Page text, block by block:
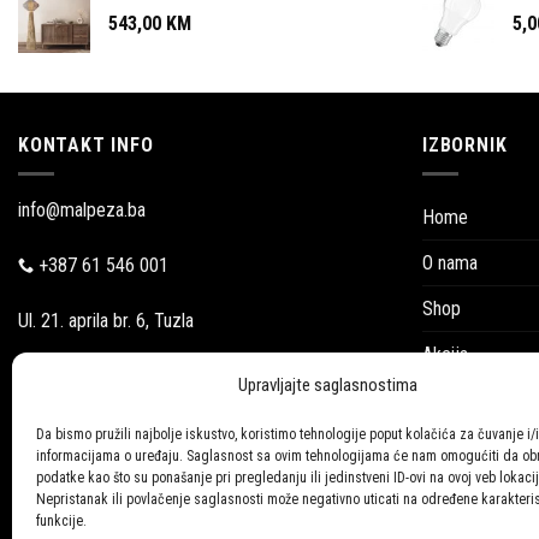
Upravljajte saglasnostima
Da bismo pružili najbolje iskustvo, koristimo tehnologije poput kolačića za čuvanje
informacijama o uređaju. Saglasnost sa ovim tehnologijama će nam omogućiti da
podatke kao što su ponašanje pri pregledanju ili jedinstveni ID-ovi na ovoj veb
Nepristanak ili povlačenje saglasnosti može negativno uticati na određene
funkcije.
543,00 KM
KONTAKT INFO
info@malpeza.ba
+387 61 546 001
Ul. 21. aprila br. 6, Tuzla
Subotom:
09:00-16:00
IZBORNIK
Home
O nama
Shop
Akcija
Katalozi
Galerija